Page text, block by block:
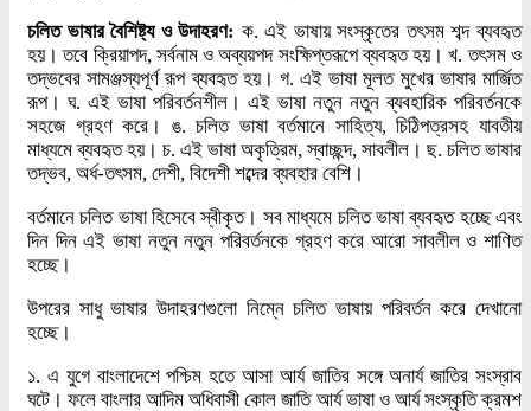
চলিত ভাষার বৈশিষ্ট্য ও উদাহরণ: ক. এই ভাষায় সংস্কৃতের তৎসম শব্দ ব্যবহৃত
হয়। তবে ক্রিয়াপদ, সর্বনাম ও অব্যয়পদ সংক্ষিপ্তরূপে ব্যবহৃত হয়। খ. তৎসম ও
তদ্ভবের সামঞ্জস্যপূর্ণ রূপ ব্যবহৃত হয়। গ. এই ভাষা মূলত মুখের ভাষার মার্জিত
রূপ। ঘ. এই ভাষা পরিবর্তনশীল। এই ভাষা নতুন নতুন ব্যবহারিক পরিবর্তনকে
সহজে গ্রহণ করে। ঙ. চলিত ভাষা বর্তমানে সাহিত্য, চিঠিপত্রসহ যাবতীয়
মাধ্যমে ব্যবহৃত হয়। চ. এই ভাষা অকৃত্রিম, স্বাচ্ছন্দ, সাবলীল। ছ. চলিত ভাষার
তদ্ভব, অর্ধ-তৎসম, দেশী, বিদেশী শব্দের ব্যবহার বেশি।
বর্তমানে চলিত ভাষা হিসেবে স্বীকৃত। সব মাধ্যমে চলিত ভাষা ব্যবহৃত হচ্ছে এবং
দিন দিন এই ভাষা নতুন নতুন পরিবর্তনকে গ্রহণ করে আরো সাবলীল ও শাণিত
হচ্ছে।
উপরের সাধু ভাষার উদাহরণগুলো নিম্নে চলিত ভাষায় পরিবর্তন করে দেখানো
হচ্ছে।
১. এ যুগে বাংলাদেশে পশ্চিম হতে আসা আর্য জাতির সঙ্গে অনার্য জাতির সংস্রাব
ঘটে। ফলে বাংলার আদিম অধিবাসী কোল জাতি আর্য ভাষা ও আর্য সংস্কৃতি ক্রমশ